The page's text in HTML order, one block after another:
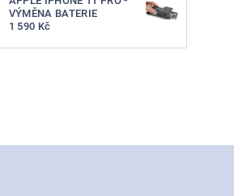
VÝMĚNA BATERIE
1 590 Kč